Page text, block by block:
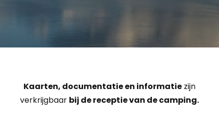
Kaarten, documentatie en informatie zijn
verkrijgbaar bij de receptie van de camping.